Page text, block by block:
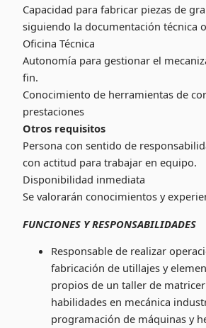
Capacidad para fabricar piezas de
siguiendo la documentación técnica
Oficina Técnica
Autonomía para gestionar el
fin.
Conocimiento de herramientas de
prestaciones
Otros requisitos
Persona con sentido de
con actitud para trabajar en equipo.
Disponibilidad inmediata
Se valorarán conocimientos y
FUNCIONES Y RESPONSABILIDADES
Responsable de realizar
fabricación de utillajes y
propios de un taller de
habilidades en mecánica
programación de máquinas y